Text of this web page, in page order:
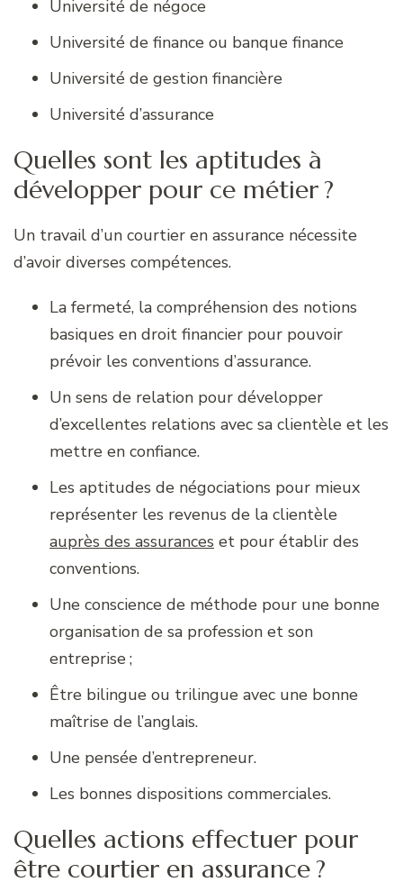
Université de négoce
Université de finance ou banque finance
Université de gestion financière
Université d’assurance
Quelles sont les aptitudes à
développer pour ce métier ?
Un travail d’un courtier en assurance nécessite
d’avoir diverses compétences.
La fermeté, la compréhension des notions
basiques en droit financier pour pouvoir
prévoir les conventions d’assurance.
Un sens de relation pour développer
d’excellentes relations avec sa clientèle et les
mettre en confiance.
Les aptitudes de négociations pour mieux
représenter les revenus de la clientèle
auprès des assurances et pour établir des
conventions.
Une conscience de méthode pour une bonne
organisation de sa profession et son
entreprise ;
Être bilingue ou trilingue avec une bonne
maîtrise de l’anglais.
Une pensée d’entrepreneur.
Les bonnes dispositions commerciales.
Quelles actions effectuer pour
être courtier en assurance ?